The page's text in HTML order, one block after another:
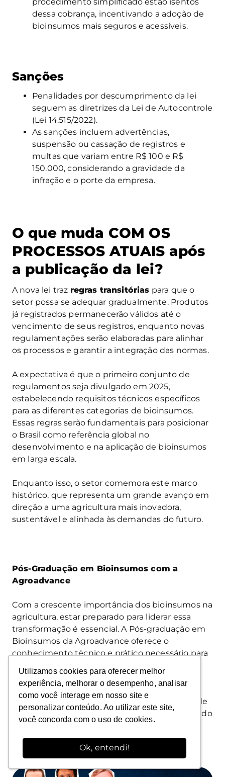
Utilizamos cookies para oferecer melhor
experiência, melhorar o desempenho, analisar
como você interage em nosso site e
personalizar conteúdo. Ao utilizar este site,
você concorda com o uso de cookies.
Ok, entendi!
Utilizamos cookies para oferecer melhor
experiência, melhorar o desempenho, analisar
como você interage em nosso site e
personalizar conteúdo. Ao utilizar este site,
você concorda com o uso de cookies.
Ok, entendi!
dessa cobrança, incentivando a adoção de
bioinsumos mais seguros e acessíveis.
Sanções
Penalidades por descumprimento da lei
seguem as diretrizes da Lei de Autocontrole
(Lei 14.515/2022).
As sanções incluem advertências,
suspensão ou cassação de registros e
multas que variam entre R$ 100 e R$
150.000, considerando a gravidade da
infração e o porte da empresa.
O que muda COM OS
PROCESSOS ATUAIS após
a publicação da lei?
A nova lei traz regras transitórias para que o
setor possa se adequar gradualmente. Produtos
já registrados permanecerão válidos até o
vencimento de seus registros, enquanto novas
regulamentações serão elaboradas para alinhar
os processos e garantir a integração das normas.
A expectativa é que o primeiro conjunto de
regulamentos seja divulgado em 2025,
estabelecendo requisitos técnicos específicos
para as diferentes categorias de bioinsumos.
Essas regras serão fundamentais para posicionar
o Brasil como referência global no
desenvolvimento e na aplicação de bioinsumos
em larga escala.
Enquanto isso, o setor comemora este marco
histórico, que representa um grande avanço em
direção a uma agricultura mais inovadora,
sustentável e alinhada às demandas do futuro.
Pós-Graduação em Bioinsumos com a
Agroadvance
Com a crescente importância dos bioinsumos na
agricultura, estar preparado para liderar essa
transformação é essencial. A Pós-graduação em
Bioinsumos da Agroadvance oferece o
conhecimento técnico e prático necessário para
agronegócio.
Inscreva-se agora e faça parte da nova turma de
especialista em soluções sustentáveis, alinhando
produtividade e inovação. Clique em SAIBA
MAIS!